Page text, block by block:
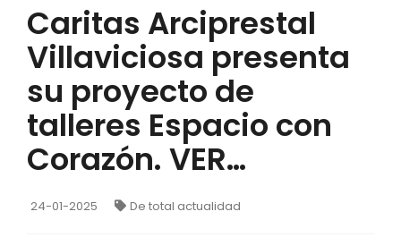
Caritas Arciprestal
Villaviciosa presenta
su proyecto de
talleres Espacio con
Corazón. VER…
24-01-2025 De total actualidad